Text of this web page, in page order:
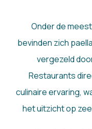
Onder de
bevinden zich
vergezeld
Restaurants
culinaire ervaring,
het uitzicht op